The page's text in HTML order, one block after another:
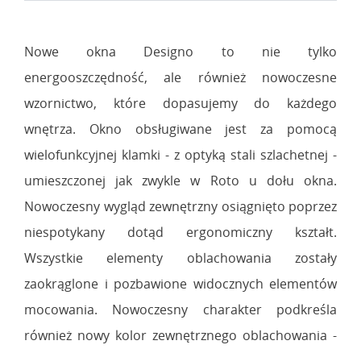
Nowe okna Designo to nie tylko
energooszczędność, ale również nowoczesne
wzornictwo, które dopasujemy do każdego
wnętrza. Okno obsługiwane jest za pomocą
wielofunkcyjnej klamki - z optyką stali szlachetnej -
umieszczonej jak zwykle w Roto u dołu okna.
Nowoczesny wygląd zewnętrzny osiągnięto poprzez
niespotykany dotąd ergonomiczny kształt.
Wszystkie elementy oblachowania zostały
zaokrąglone i pozbawione widocznych elementów
mocowania. Nowoczesny charakter podkreśla
również nowy kolor zewnętrznego oblachowania -